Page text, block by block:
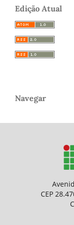
Edição Atual
Navegar
CEP